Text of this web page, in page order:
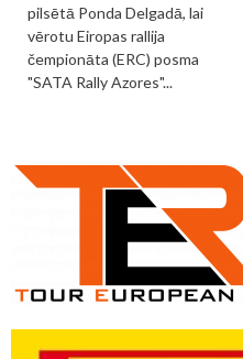
pilsētā Ponda Delgadā, lai
vērotu Eiropas rallija
čempionāta (ERC) posma
"SATA Rally Azores"...